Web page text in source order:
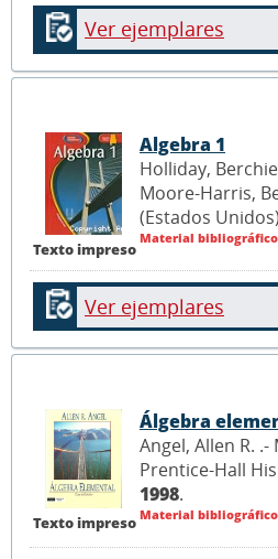
Ver ejemplares
Texto impreso
Algebra 1
Holliday,
Moore-Harris,
(Estados
Material
Ver ejemplares
Texto impreso
Álgebra
Angel, Allen R.
Prentice-Hall
1998.
Material